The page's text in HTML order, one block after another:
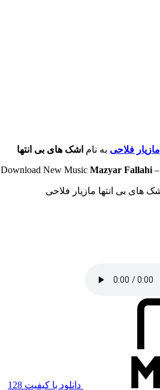
مازیار فلاحی به نام اشک های بی انتها
Download New Music Mazyar Fallahi–
دانلود با کیفیت 128